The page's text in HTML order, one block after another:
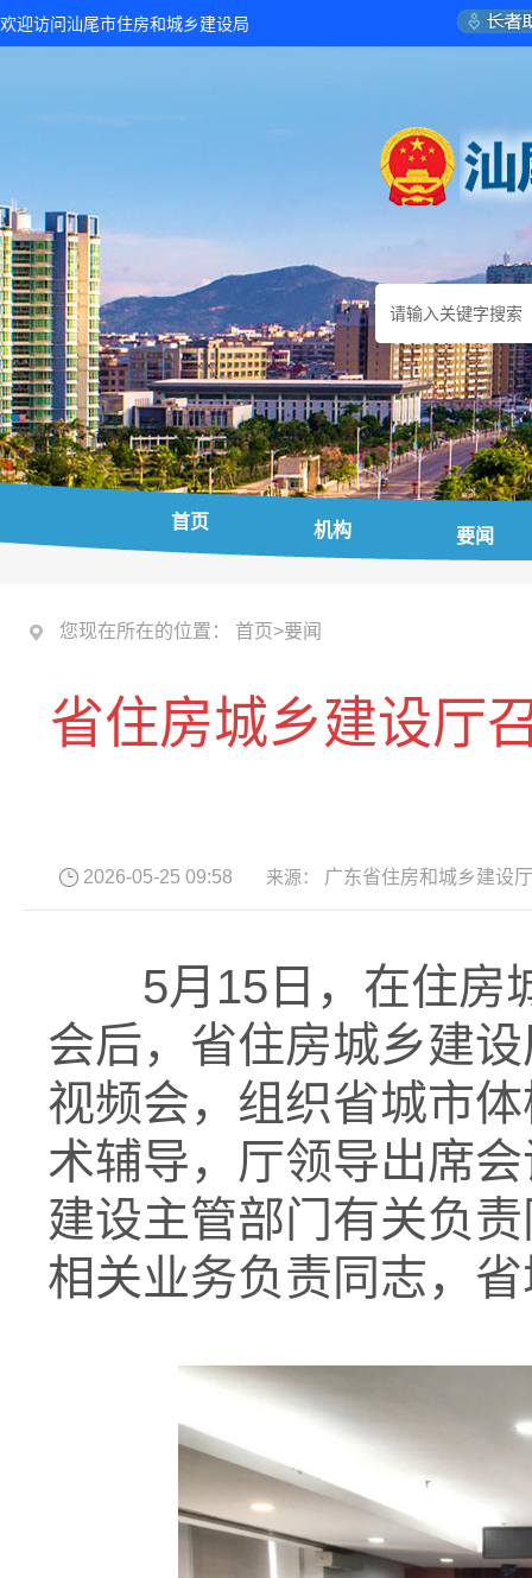
欢迎访问汕尾市住房和城乡建设局
首页 机构 要闻
您现在所在的位置： 首页>要闻
省住房城乡建设厅
2026-05-25 09:58 来源： 广东省住房和城乡建设厅
5月15日，在住房城
会后，省住房城乡建
视频会，组织省城市
术辅导，厅领导出席
建设主管部门有关负
相关业务负责同志，